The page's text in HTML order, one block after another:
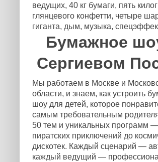
ведущих, 40 кг бумаги, пять
глянцевого конфетти, четыре
гиганта, дым, музыка,
Бумажное
Сергиевом
Мы работаем в Москве и
области, и знаем, как устроить
шоу для детей, которое
самым требовательным
50 тем и уникальных программ
пиратских приключений до
дискотек. Каждый сценарий —
каждый ведущий —